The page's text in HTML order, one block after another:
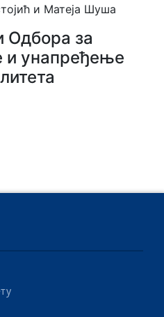
и Матеја Шуша
Одбора за
и унапређење